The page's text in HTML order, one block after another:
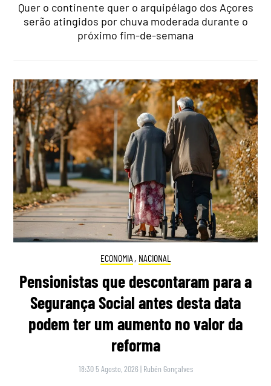
Quer o continente quer o arquipélago dos Açores
serão atingidos por chuva moderada durante o
próximo fim-de-semana
ECONOMIA , NACIONAL
Pensionistas que descontaram para a
Segurança Social antes desta data
podem ter um aumento no valor da
reforma
18:30 5 Agosto, 2026 | Rubén Gonçalves